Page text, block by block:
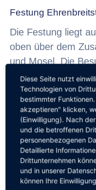
Festung
Die Festung liegt
oben über dem
und Mosel. Die
erwartet ein
kulturellen wie
Festung kann mit
Rhein erreicht
Diese Seite nutzt
Technologien von
bestimmter
akzeptieren" klicken,
(Einwilligung). Nach
und die betroffenen
personenbezogenen
Detaillierte
Drittunternehmen
und in unserer
können Ihre